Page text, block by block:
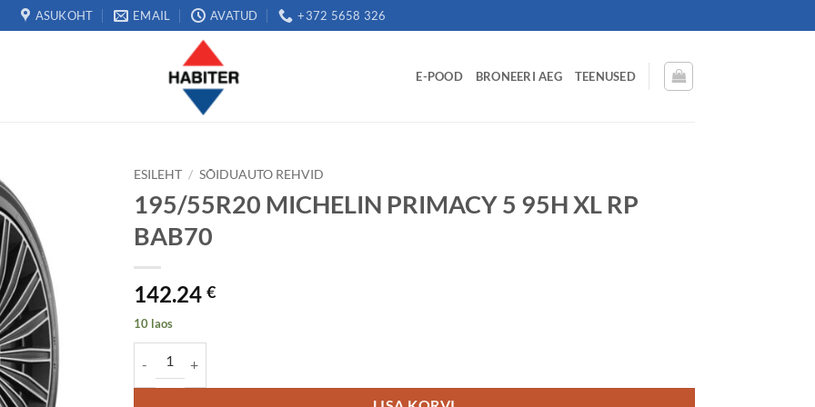
ASUKOHT EMAIL AVATUD +372 5658 326
E-POOD BRONEERI AEG TEENUSED
ESILEHT / SÕIDUAUTO REHVID
195/55R20 MICHELIN PRIMACY 5 95H XL RP
BAB70
142.24 €
10 laos